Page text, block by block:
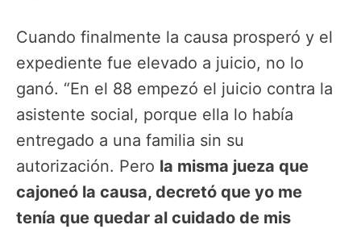
Cuando finalmente la causa prosperó y el
expediente fue elevado a juicio, no lo
ganó. “En el 88 empezó el juicio contra la
asistente social, porque ella lo había
entregado a una familia sin su
autorización. Pero la misma jueza que
cajoneó la causa, decretó que yo me
tenía que quedar al cuidado de mis